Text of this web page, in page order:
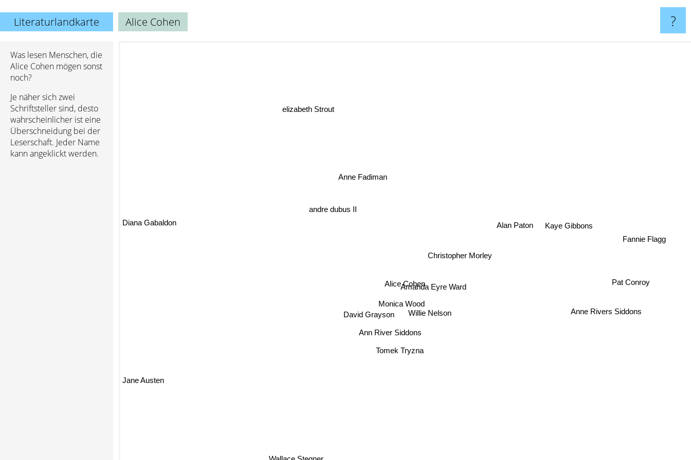
Literaturlandkarte Alice Cohen ?
Was lesen Menschen, die
Alice Cohen mögen sonst
noch?
Je näher sich zwei
Schriftsteller sind, desto
wahrscheinlicher ist eine
Überschneidung bei der
Leserschaft. Jeder Name
kann angeklickt werden.
Alice Cohen
Monica Wood
Amanda Eyre Ward
Willie Nelson
David Grayson
Ann River Siddons
Tomek Tryzna
Christopher Morley
andre dubus II
Anne Fadiman
Alan Paton Kaye Gibbons
Wallace Stegner
Anne Rivers Siddons
Pat Conroy
Fannie Flagg
elizabeth Strout
Diana Gabaldon
Jane Austen